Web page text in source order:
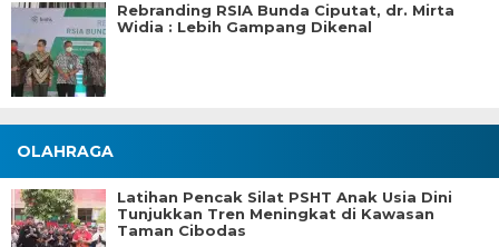
Rebranding RSIA Bunda Ciputat, dr. Mirta
Widia : Lebih Gampang Dikenal
OLAHRAGA
Latihan Pencak Silat PSHT Anak Usia Dini
Tunjukkan Tren Meningkat di Kawasan
Taman Cibodas